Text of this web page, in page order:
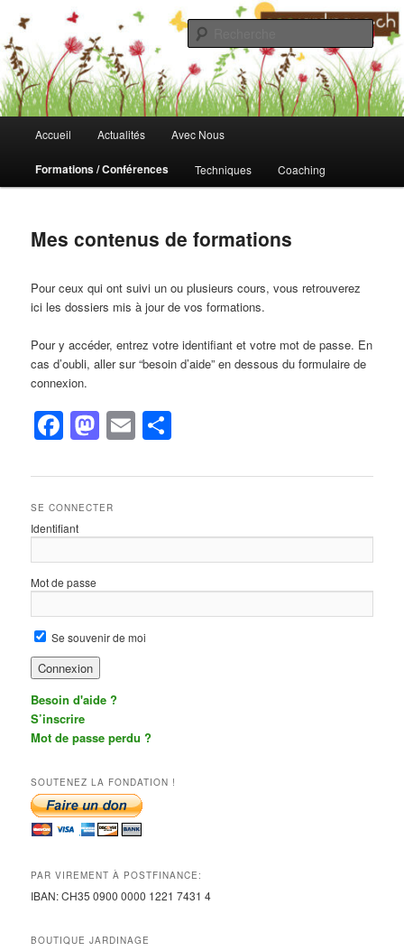
contenu
principalFondation Ecojardinage
principal
Accueil Actualités Avec Nous
Formations / Conférences Techniques Coaching
Mes contenus de formations
Pour ceux qui ont suivi un ou plusieurs cours, vous retrouverez
ici les dossiers mis à jour de vos formations.
Pour y accéder, entrez votre identifiant et votre mot de passe. En
cas d’oubli, aller sur “besoin d’aide” en dessous du formulaire de
connexion.
Facebook
Mastodon
Email
SE CONNECTER
Identifiant
Mot de passe
Se souvenir de moi
Besoin d'aide ?
S’inscrire
Mot de passe perdu ?
SOUTENEZ LA FONDATION !
PAR VIREMENT À POSTFINANCE:
IBAN:CH35 0900 0000 1221 74314
BOUTIQUE JARDINAGE